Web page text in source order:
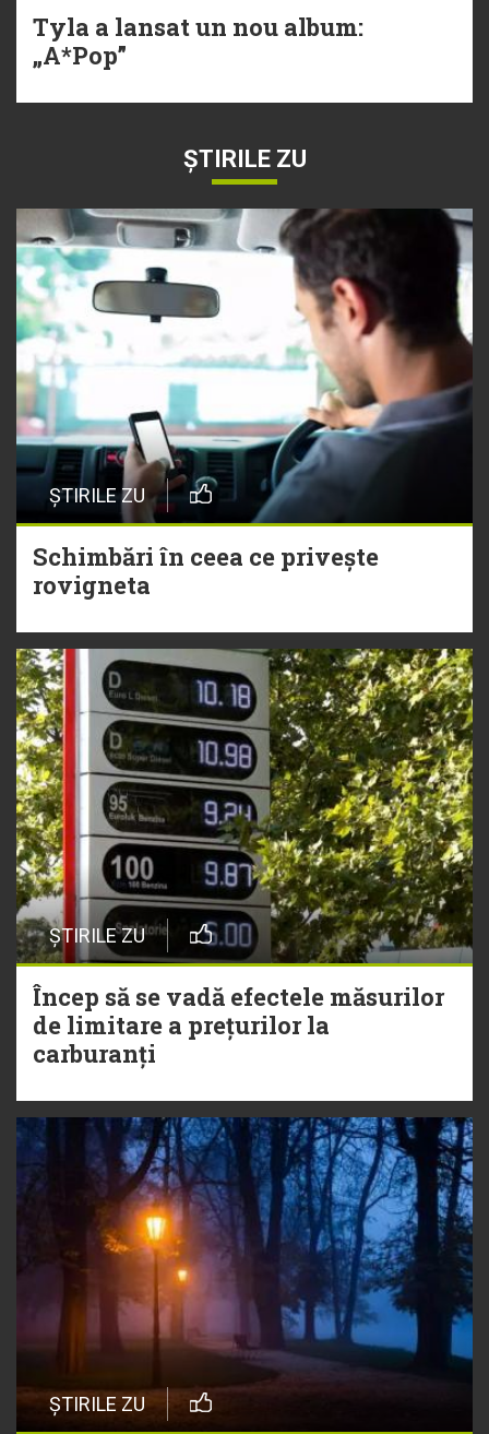
Tyla a lansat un nou album:
„A*Pop”
ȘTIRILE ZU
ȘTIRILE ZU
Schimbări în ceea ce privește
rovigneta
ȘTIRILE ZU
Încep să se vadă efectele măsurilor
de limitare a prețurilor la
carburanți
ȘTIRILE ZU